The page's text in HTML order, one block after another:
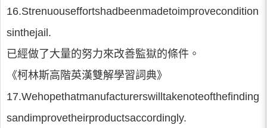
16.Strenuouseffortshadbeenmadetoimprovecondition
sinthejail.
已經做了大量的努力來改善監獄的條件。
《柯林斯高階英漢雙解學習詞典》
17.Wehopethatmanufacturerswilltakenoteofthefinding
sandimprovetheirproductsaccordingly.